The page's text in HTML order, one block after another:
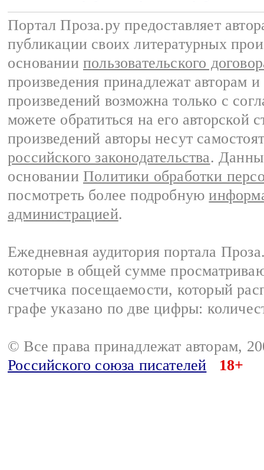
Портал Проза.ру предоставляет
публикации своих литературных
основании пользовательского
произведения принадлежат авторам
произведений возможна только с
можете обратиться на его авторской
произведений авторы несут
российского законодательства.
основании Политики обработки
посмотреть более подробную
администрацией.
Ежедневная аудитория портала
которые в общей сумме
счетчика посещаемости, который
графе указано по две цифры:
© Все права принадлежат авторам,
Российского союза писателей
18+